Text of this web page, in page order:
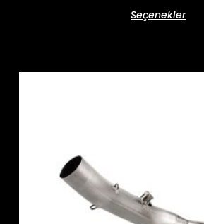
Seçenekler